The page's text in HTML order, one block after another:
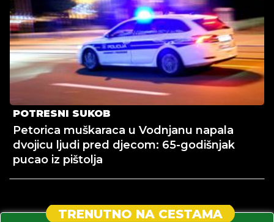
POTRESNI SUKOB
Petorica muškaraca u Vodnjanu napala
dvojicu ljudi pred djecom: 65-godišnjak
pucao iz pištolja
TRENUTNO NA CESTAMA